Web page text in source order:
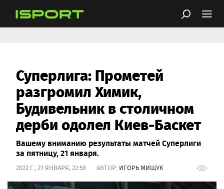
Суперлига: Прометей
разгромил Химик,
Будивельник в столичном
дерби одолел Киев-Баскет
Вашему вниманию результаты матчей Суперлиги
за пятницу, 21 января.
2022 Г., 21 ЯНВАРЯ, 22:58 АВТОР: ИГОРЬ МИЩУК